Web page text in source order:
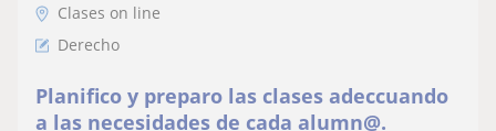
Clases on line
Derecho
Planifico y preparo las clases adeccuando
a las necesidades de cada alumn@.